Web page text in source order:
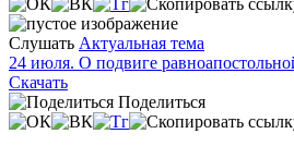
Слушать Актуальная тема
24 июля. О подвиге
Скачать
Поделиться